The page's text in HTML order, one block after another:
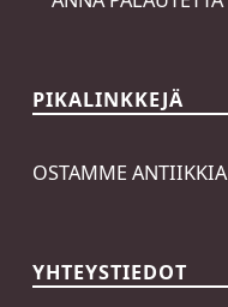
PIKALINKKEJÄ
OSTAMME ANTIIKKIA
YHTEYSTIEDOT